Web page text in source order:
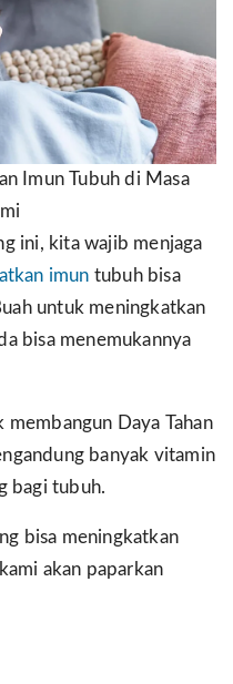
Imun Tubuh di Masa
ini, kita wajib menjaga
imun tubuh bisa
untuk meningkatkan
bisa menemukannya
membangun Daya Tahan
banyak vitamin
bagi tubuh.
bisa meningkatkan
akan paparkan